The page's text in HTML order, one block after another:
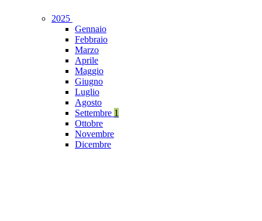
2025
Gennaio
Febbraio
Marzo
Aprile
Maggio
Giugno
Luglio
Agosto
Settembre 1
Ottobre
Novembre
Dicembre